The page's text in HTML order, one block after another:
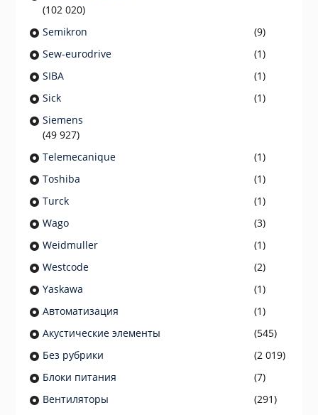
(102 020)
Semikron
(9)
Sew-eurodrive
(1)
SIBA
(1)
Sick
(1)
Siemens
(49 927)
Telemecanique
(1)
Toshiba
(1)
Turck
(1)
Wago
(3)
Weidmuller
(1)
Westcode
(2)
Yaskawa
(1)
Автоматизация
(1)
Акустические элементы
(545)
Без рубрики
(2 019)
Блоки питания
(7)
Вентиляторы
(291)